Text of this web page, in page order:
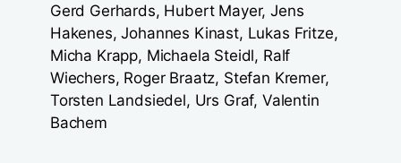
Gerd Gerhards, Hubert Mayer, Jens
Hakenes, Johannes Kinast, Lukas Fritze,
Micha Krapp, Michaela Steidl, Ralf
Wiechers, Roger Braatz, Stefan Kremer,
Torsten Landsiedel, Urs Graf, Valentin
Bachem